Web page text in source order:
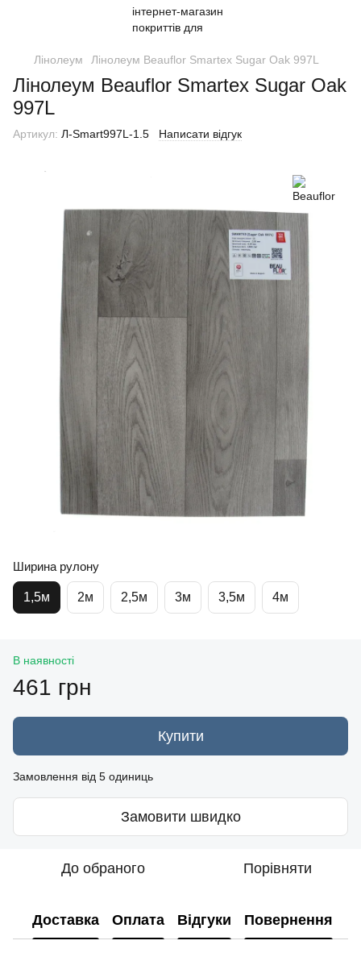
Лінолеум Лінолеум Beauflor Smartex Sugar Oak 997L
Лінолеум Beauflor Smartex Sugar Oak
997L
Артикул: Л-Smart997L-1.5 Написати відгук
Ширина рулону
1,5м 2м 2,5м 3м 3,5м 4м
В наявності
461 грн
Купити
Замовлення від 5 одиниць
Замовити швидко
До обраного Порівняти
Доставка Оплата Відгуки Повернення